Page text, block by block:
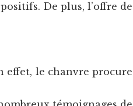
De plus, l’offre de
effet, le chanvre procure